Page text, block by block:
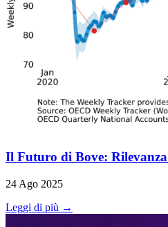
Il Futuro di Bove:
24 Ago 2025
Leggi di più →